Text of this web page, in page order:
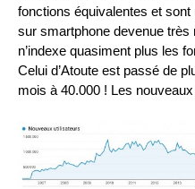
fonctions équivalentes et
sur smartphone devenue très
n’indexe quasiment plus les
Celui d’Atoute est passé de
mois à 40.000 ! Les